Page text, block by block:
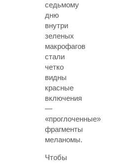
седьмому
дню
внутри
зеленых
макрофагов
стали
четко
видны
красные
включения
—
«проглоченные»
фрагменты
меланомы.
Чтобы